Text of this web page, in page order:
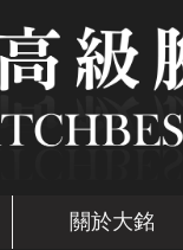
關於大銘